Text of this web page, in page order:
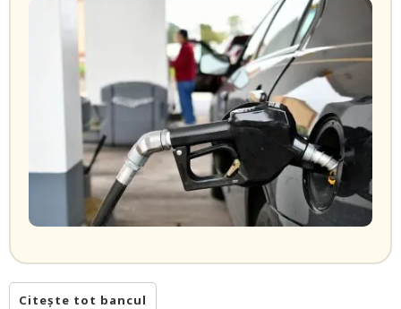
Citește tot bancul